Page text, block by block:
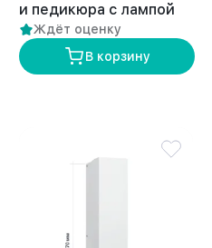
и педикюра с лампой
премиум “ANVIKOR VC-
AIR-3” + Комплект
пылевых фильтров (5
Ждёт оценку
В корзину